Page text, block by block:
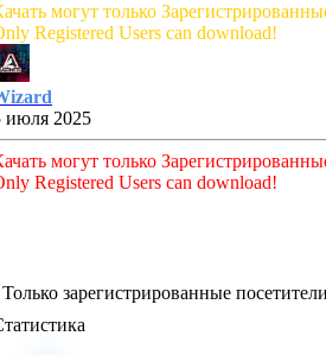
могут только
Registered Users can download!
июля 2025
могут только
Registered Users can download!
Только зарегистрированные